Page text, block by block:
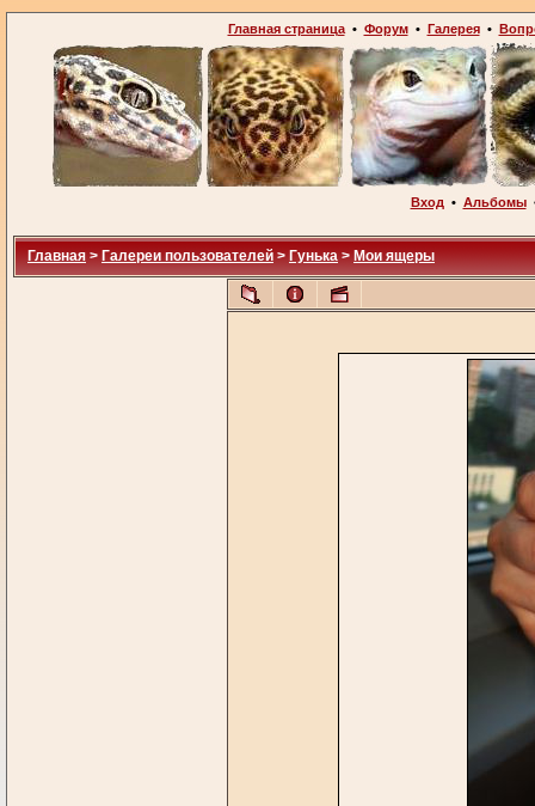
Главная страница• Форум• Галерея•
Вход • Альбомы
Главная > Галереи пользователей > Гунька > Мои ящеры